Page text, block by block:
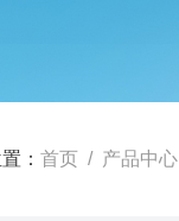
： 首页 / 产品中心